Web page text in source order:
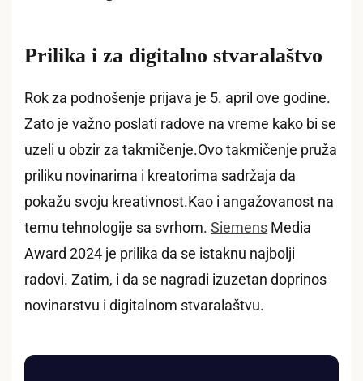
Prilika i za digitalno stvaralaštvo
Rok za podnošenje prijava je 5. april ove godine.
Zato je važno poslati radove na vreme kako bi se
uzeli u obzir za takmičenje.Ovo takmičenje pruža
priliku novinarima i kreatorima sadržaja da
pokažu svoju kreativnost.Kao i angažovanost na
temu tehnologije sa svrhom. Siemens Media
Award 2024 je prilika da se istaknu najbolji
radovi. Zatim, i da se nagradi izuzetan doprinos
novinarstvu i digitalnom stvaralaštvu.